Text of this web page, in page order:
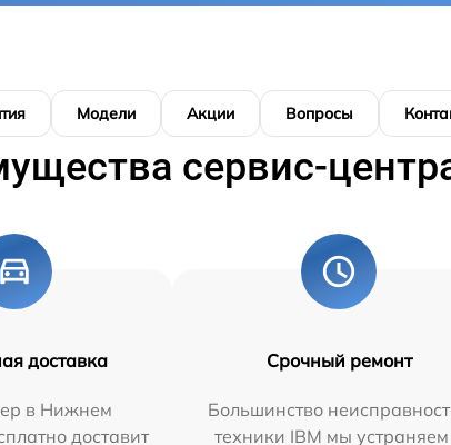
Модели Акции Вопросы
сервис-
доставка
в Нижнем
доставит
Срочный ремонт
Большинство
техники IBM мы устраняем